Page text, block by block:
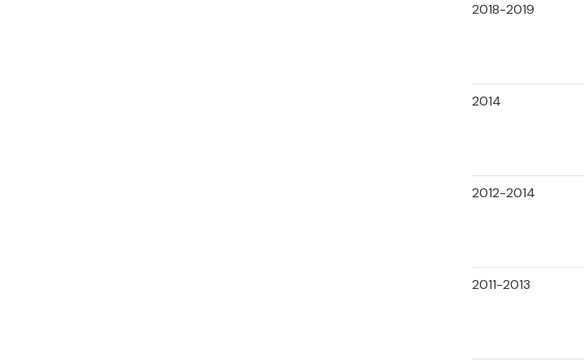
2018-2019
2014
2012-2014
2011-2013